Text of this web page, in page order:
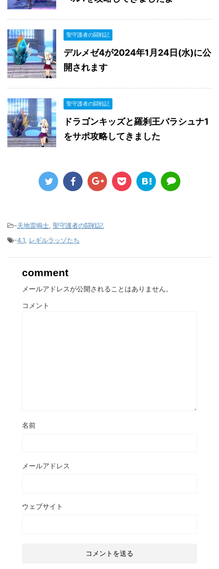
聖守護者の闘戦記
デルメゼ4が2024年1月24日(水)に公
開されます
聖守護者の闘戦記
ドラゴンキッズと羅刹王バラシュナ1
をサポ攻略してきました
-天地雷鳴士, 聖守護者の闘戦記
-4.1, レギルラッゾたち
comment
メールアドレスが公開されることはありません。
コメント
名前
メールアドレス
ウェブサイト